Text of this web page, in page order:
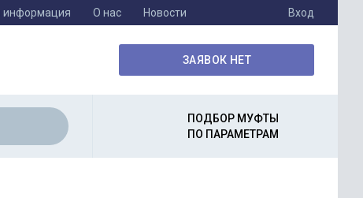
информация О нас Новости Вход
ЗАЯВОК НЕТ
ПОДБОР МУФТЫ
ПО ПАРАМЕТРАМ